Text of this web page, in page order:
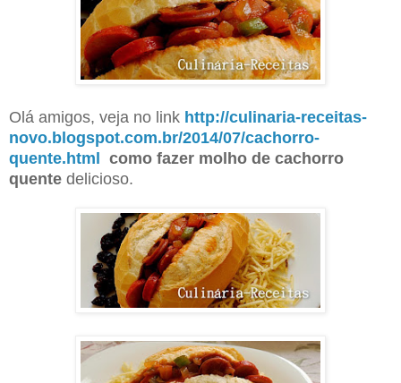
Olá amigos, veja no link http://culinaria-receitas-
novo.blogspot.com.br/2014/07/cachorro-
quente.html
como fazer molho de cachorro
quente delicioso.